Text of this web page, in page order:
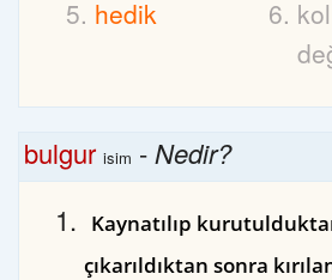
hedik
kol
bulgur isim -Nedir?
Kaynatılıp
çıkarıldıktan sonra